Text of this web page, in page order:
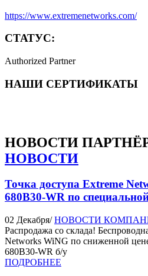
https://www.extremenetworks.com/
СТАТУС:
Authorized Partner
НАШИ СЕРТИФИКАТЫ
НОВОСТИ
НОВОСТИ
Точка доступа Extreme
680B30-WR по
02 Декабря/ НОВОСТИ
Распродажа со склада!
Networks WiNG по сниженной
680B30-WR б/у
ПОДРОБНЕЕ